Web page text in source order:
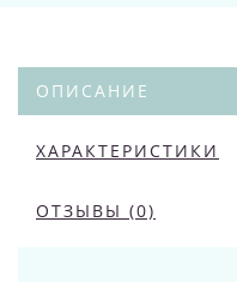
ОПИСАНИЕ
ХАРАКТЕРИСТИКИ
ОТЗЫВЫ (0)